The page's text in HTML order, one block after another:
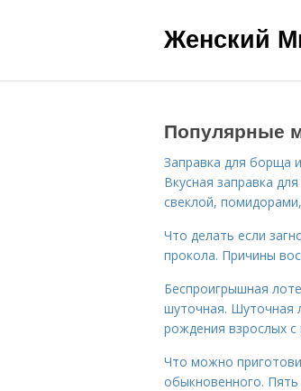
Женский
Популярные
Заправка для борща
Вкусная заправка
свеклой,
Что делать если
прокола. Причины
Беспроигрышная
шуточная. Шуточная
рождения взрослых с
Что можно
обыкновенного.